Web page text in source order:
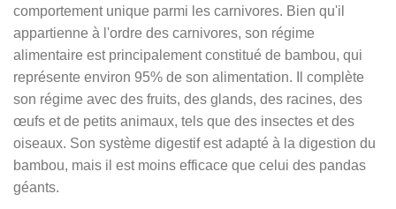
comportement unique parmi les carnivores. Bien qu'il
appartienne à l'ordre des carnivores, son régime
alimentaire est principalement constitué de bambou, qui
représente environ 95% de son alimentation. Il complète
son régime avec des fruits, des glands, des racines, des
œufs et de petits animaux, tels que des insectes et des
oiseaux. Son système digestif est adapté à la digestion du
bambou, mais il est moins efficace que celui des pandas
géants.